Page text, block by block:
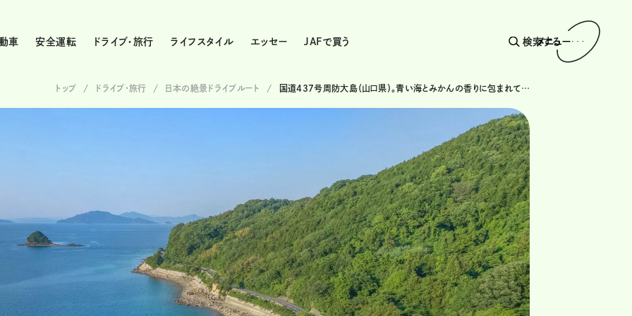
車 安全運転 ドライブ・旅行 ライフスタイル エッセー JAFで買う 検索する
メニュー
トップ ドライブ･旅行 日本の絶景ドライブルート 国道437号周防大島（山口県）。青い海とみかんの香りに包まれて。周防大島（屋代島）を巡る旅